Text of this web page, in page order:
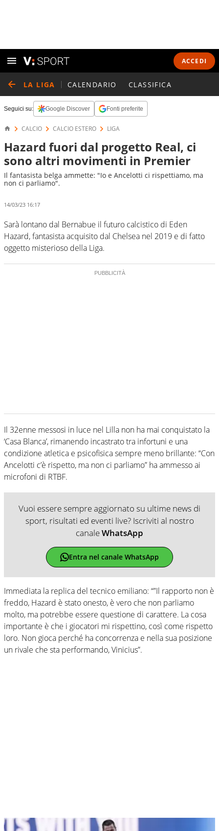
ACCEDI
LA LIGA CALENDARIO CLASSIFICA
Seguici su: Google Discover Fonti preferite
CALCIO CALCIO ESTERO LIGA
Hazard fuori dal progetto Real, ci
sono altri movimenti in Premier
Il fantasista belga ammette: "Io e Ancelotti ci rispettiamo, ma
non ci parliamo".
14/03/23 16:17
Sarà lontano dal Bernabue il futuro calcistico di Eden
Hazard, fantasista acquisito dal Chelsea nel 2019 e di fatto
oggetto misterioso della Liga.
Il 32enne messosi in luce nel Lilla non ha mai conquistato la
‘Casa Blanca’, rimanendo incastrato tra infortuni e una
condizione atletica e psicofisica sempre meno brillante: “Con
Ancelotti c’è rispetto, ma non ci parliamo” ha ammesso ai
microfoni di RTBF.
Vuoi essere sempre aggiornato su ultime news di
sport, risultati ed eventi live? Iscriviti al nostro
canaleWhatsApp
Entra nel canale WhatsApp
Immediata la replica del tecnico emiliano: “”Il rapporto non è
freddo, Hazard è stato onesto, è vero che non parliamo
molto, ma potrebbe essere questione di carattere. La cosa
importante è che i giocatori mi rispettino, così come rispetto
loro. Non gioca perché ha concorrenza e nella sua posizione
un rivale che sta performando, Vinicius”.